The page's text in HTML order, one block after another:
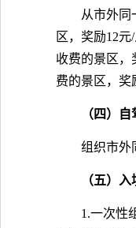
从市外同
区，奖励12
收费的景区，
费的景区，奖
（四）自
组织市外
（五）入
1.一次性